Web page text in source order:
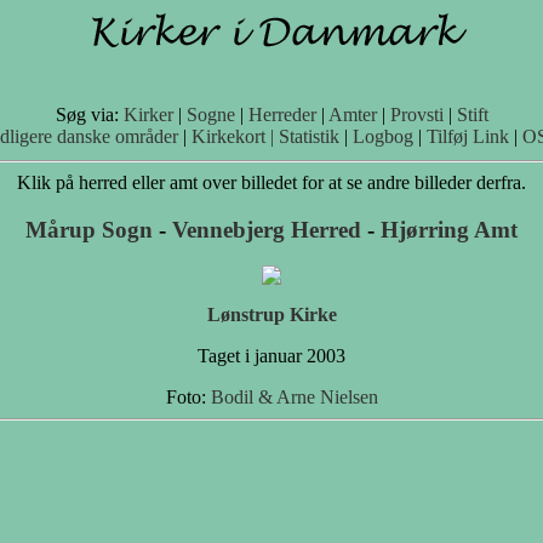
Søg via: Kirker| Sogne| Herreder| Amter| Provsti | Stift
danske områder| Kirkekort | Statistik | Logbog | Tilføj Link |
Klik på herred eller amt over billedet for at se andre billeder derfra.
Mårup Sogn - Vennebjerg Herred - Hjørring Amt
Lønstrup Kirke
Taget i januar 2003
Foto: Bodil & Arne Nielsen